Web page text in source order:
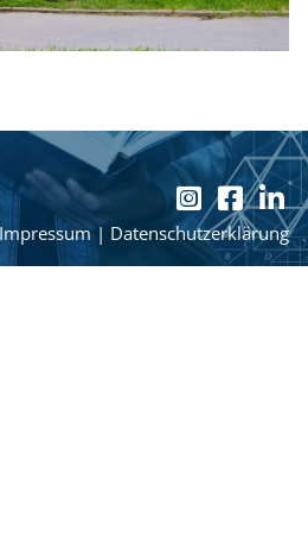
Impressum| Datenschutzerklärung